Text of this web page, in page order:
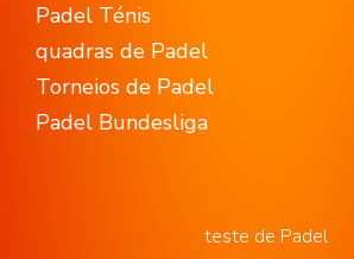
Padel Ténis
quadras de Padel
Torneios de Padel
Padel Bundesliga
teste de Padel